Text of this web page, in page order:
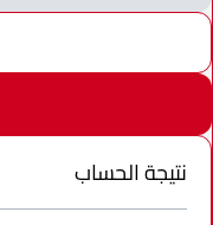
نتيجة الحساب